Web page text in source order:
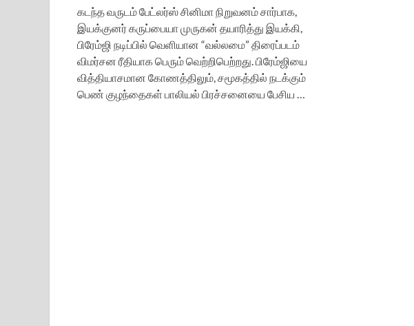
கடந்த வருடம் பேட்லர்ஸ் சினிமா நிறுவனம் சார்பாக,
இயக்குனர் கருப்பையா முருகன் தயாரித்து இயக்கி,
பிரேம்ஜி நடிப்பில் வெளியான “வல்லமை” திரைப்படம்
விமர்சன ரீதியாக பெரும் வெற்றிபெற்றது. பிரேம்ஜியை
வித்தியாசமான கோணத்திலும், சமூகத்தில் நடக்கும்
பெண் குழந்தைகள் பாலியல் பிரச்சனையை பேசிய …